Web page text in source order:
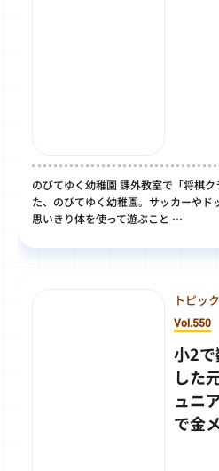
のびてゆく幼稚園 課外教室で「将棋
た、のびてゆく幼稚園。サッカーやド
思いきり体を使って遊ぶこと …
トピッ
Vol.550
小2
した
ュニ
で金